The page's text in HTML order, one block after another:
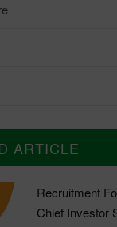
ARTICLE
Recruitment
Chief Investor